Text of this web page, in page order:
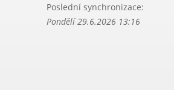
Poslední synchronizace:
Pondělí 29.6.2026 13:16